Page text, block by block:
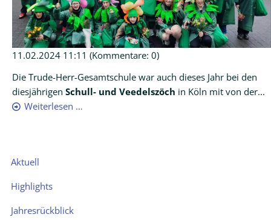
11.02.2024 11:11 (Kommentare: 0)
Die Trude-Herr-Gesamtschule war auch dieses Jahr bei den
diesjährigen Schull- und Veedelszöch in Köln mit von der...
Weiterlesen …
Navigation
Aktuell
Highlights
Jahresrückblick